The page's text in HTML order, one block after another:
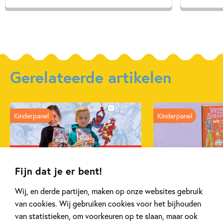
Fijn dat je er bent!
Wij, en derde partijen, maken op onze websites gebruik
van cookies. Wij gebruiken cookies voor het bijhouden
van statistieken, om voorkeuren op te slaan, maar ook
Gerelateerde artikelen
11 JANUARI 2026
Ons Kinderpanel leest:
‘Marvel Superhelden’
Kinderpanel
Ons
‘Vraag het
Kinderpanel